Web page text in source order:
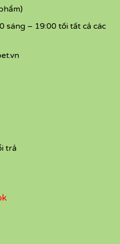
sáng – 19:00 tối tất cả các
trả